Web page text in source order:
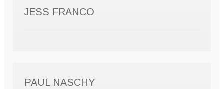
JESS FRANCO
PAUL NASCHY